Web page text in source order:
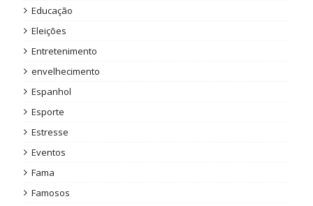
Educação
Eleições
Entretenimento
envelhecimento
Espanhol
Esporte
Estresse
Eventos
Fama
Famosos